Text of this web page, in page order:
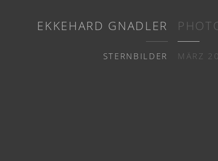
EKKEHARD GNADLER
STERNBILDER MÄRZ